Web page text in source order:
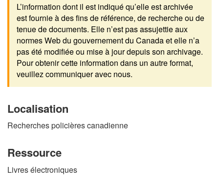
L’information dont il est indiqué qu’elle est archivée
est fournie à des fins de référence, de recherche ou de
tenue de documents. Elle n’est pas assujettie aux
normes Web du gouvernement du Canada et elle n’a
pas été modifiée ou mise à jour depuis son archivage.
Pour obtenir cette information dans un autre format,
veuillez communiquer avec nous.
Localisation
Recherches policières canadienne
Ressource
Livres électroniques